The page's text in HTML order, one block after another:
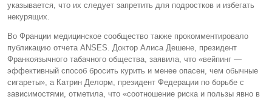
указывается, что их следует запретить для подростков и избегать
некурящих.
Во Франции медицинское сообщество также прокомментировало
публикацию отчета ANSES. Доктор Алиса Дешене, президент
Франкоязычного табачного общества, заявила, что «вейпинг —
эффективный способ бросить курить и менее опасен, чем обычные
сигареты», а Катрин Делорм, президент Федерации по борьбе с
зависимостями, отметила, что «соотношение риска и пользы явно в